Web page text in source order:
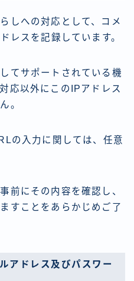
しへの対応として、コメ
レスを記録しています。
てサポートされている機
応以外にこのIPアドレス
。
の入力に関しては、任意
前にその内容を確認し、
すことをあらかじめご了
アドレス及びパスワー